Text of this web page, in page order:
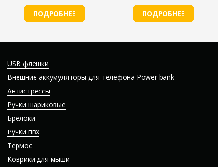
ПОДРОБНЕЕ ПОДРОБНЕЕ
USB флешки
Внешние аккумуляторы для телефона Power bank
Антистрессы
Ручки шариковые
Брелоки
Ручки пвх
Термос
Коврики для мыши